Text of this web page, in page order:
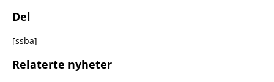
Del
[ssba]
Relaterte nyheter